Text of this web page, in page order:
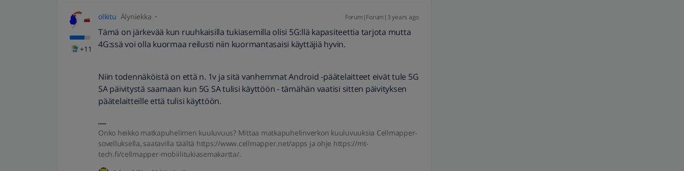
+11
olkitu Älyniekka Forum|Forum|3 years ago
Tämä on järkevää kun ruuhkaisilla tukiasemilla olisi 5G:llä kapasiteettia tarjota mutta
4G:ssä voi olla kuormaa reilusti niin kuormantasaisi käyttäjiä hyvin.
Niin todennäköistä on että n. 1v ja sitä vanhemmat Android -päätelaitteet eivät tule 5G
SA päivitystä saamaan kun 5G SA tulisi käyttöön - tämähän vaatisi sitten päivityksen
päätelaitteille että tulisi käyttöön.​​​​​​
Onko heikko matkapuhelimen kuuluvuus? Mittaa matkapuhelinverkon kuuluvuuksia Cellmapper-
sovelluksella, saatavilla täältä https://www.cellmapper.net/apps ja ohje https://mt-
tech.fi/cellmapper-mobiilitukiasemakartta/.